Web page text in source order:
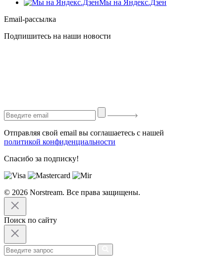
Мы на Яндекс.Дзен
Email-рассылка
Подпишитесь на наши новости
Отправляя свой email вы соглашаетесь с нашей
политикой конфиденциальности
Спасибо за подписку!
© 2026 Norstream. Все права защищены.
Поиск по сайту